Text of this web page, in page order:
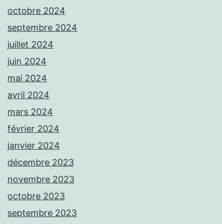
octobre 2024
septembre 2024
juillet 2024
juin 2024
mai 2024
avril 2024
mars 2024
février 2024
janvier 2024
décembre 2023
novembre 2023
octobre 2023
septembre 2023